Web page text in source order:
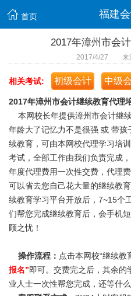
首页 福建
2017年漳州市会
2017/4/27 来
相关考试: 初级会计 中级
2017年漳州市会计继续教育代理
本网校长年提供漳州市会计继
年龄大了记忆力不是很强 或 带
续教育，可由本网校代理学习培
考试，全部工作由我们负责完成
年度代理费用一次性交费，代理
可以省去您自己花大量的继续教
续教育学习平台开放后，7~15个
们帮您完成继续教育后，会手机
顾之忧！
操作流程： 点击本网校“继续教
报名”即可。交费完之后，其余
业人士一次性帮您完成，还等什